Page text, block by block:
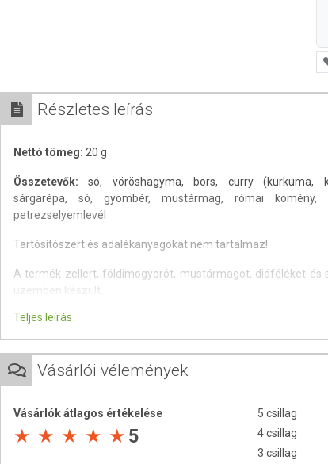
Részletes leírás
Nettó tömeg: 20 g
Összetevők: só, vöröshagyma, bors, curry (kurkuma,
sárgarépa, só, gyömbér, mustármag, római kömény,
petrezselyemlevél
Tartósítószert és adalékanyagokat nem tartalmaz!
A termék zellert, földimogyorót, mustármagot, dióféléket és
üzemben készült.
Felhasználási javaslat:
tojásételekhez, körözöttekhez.
Tárolás: Száraz, hűvös helyen tartandó!
Teljes leírás
Vásárlói vélemények
Vásárlók átlagos értékelése
5
5 csillag
4 csillag
3 csillag